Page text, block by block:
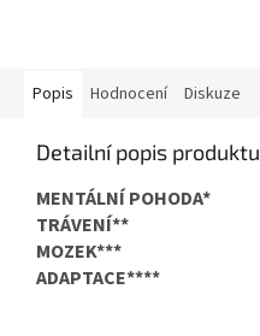
Popis Hodnocení Diskuze
Detailní popis produktu
MENTÁLNÍ POHODA*
TRÁVENÍ**
MOZEK***
ADAPTACE****